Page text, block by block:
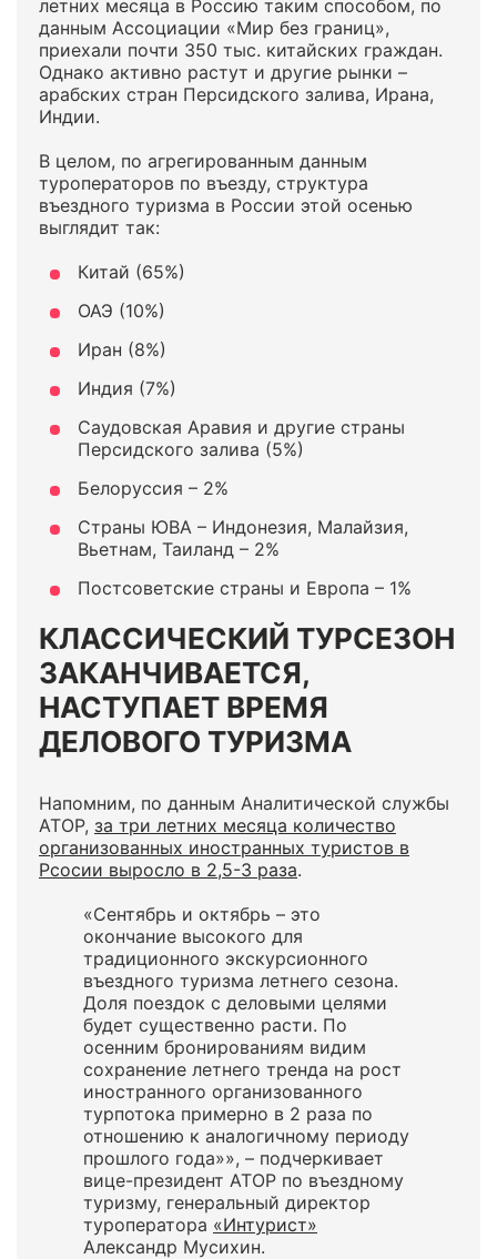
летних месяца в Россию таким способом, по
данным Ассоциации «Мир без границ»,
приехали почти 350 тыс. китайских граждан.
Однако активно растут и другие рынки –
арабских стран Персидского залива, Ирана,
Индии.
В целом, по агрегированным данным
туроператоров по въезду, структура
въездного туризма в России этой осенью
выглядит так:
Китай (65%)
ОАЭ (10%)
Иран (8%)
Индия (7%)
Саудовская Аравия и другие страны
Персидского залива (5%)
Белоруссия – 2%
Страны ЮВА – Индонезия, Малайзия,
Вьетнам, Таиланд – 2%
Постсоветские страны и Европа – 1%
КЛАССИЧЕСКИЙ ТУРСЕЗОН
ЗАКАНЧИВАЕТСЯ,
НАСТУПАЕТ ВРЕМЯ
ДЕЛОВОГО ТУРИЗМА
Напомним, по данным Аналитической службы
АТОР, за три летних месяца количество
организованных иностранных туристов в
Рсосии выросло в 2,5-3 раза.
«Сентябрь и октябрь – это
окончание высокого для
традиционного экскурсионного
въездного туризма летнего сезона.
Доля поездок с деловыми целями
будет существенно расти. По
осенним бронированиям видим
сохранение летнего тренда на рост
иностранного организованного
турпотока примерно в 2 раза по
отношению к аналогичному периоду
прошлого года»», – подчеркивает
вице-президент АТОР по въездному
туризму, генеральный директор
туроператора «Интурист»
Александр Мусихин.